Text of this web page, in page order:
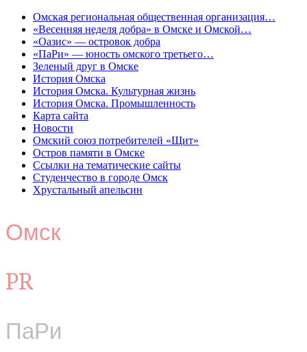
Омская региональная общественная организация…
«Весенняя неделя добра» в Омске и Омской…
«Оазис» — островок добра
«ПаРи» — юность омского третьего…
Зеленый друг в Омске
История Омска
История Омска. Культурная жизнь
История Омска. Промышленность
Карта сайта
Новости
Омский союз потребителей «Щит»
Остров памяти в Омске
Ссылки на тематические сайты
Студенчество в городе Омск
Хрустальный апельсин
Омск
PR
ПаРи